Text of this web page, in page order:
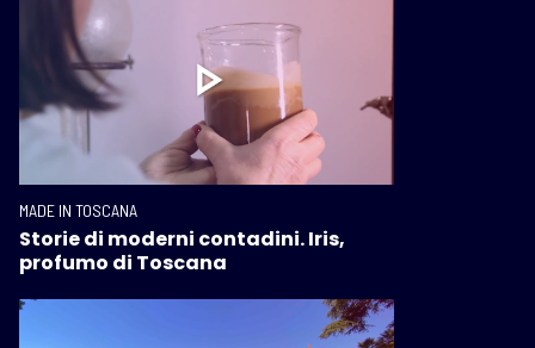
MADE IN TOSCANA
Storie di moderni contadini. Iris,
profumo di Toscana